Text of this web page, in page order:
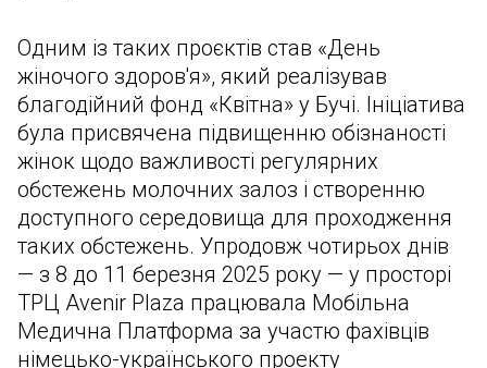
Одним із таких проєктів став «День
жіночого здоров'я», який реалізував
благодійний фонд «Квітна» у Бучі. Ініціатива
була присвячена підвищенню обізнаності
жінок щодо важливості регулярних
обстежень молочних залоз і створенню
доступного середовища для проходження
таких обстежень. Упродовж чотирьох днів
— з 8 до 11 березня 2025 року — у просторі
ТРЦ Avenir Plaza працювала Мобільна
Медична Платформа за участю фахівців
німецько-українського проекту